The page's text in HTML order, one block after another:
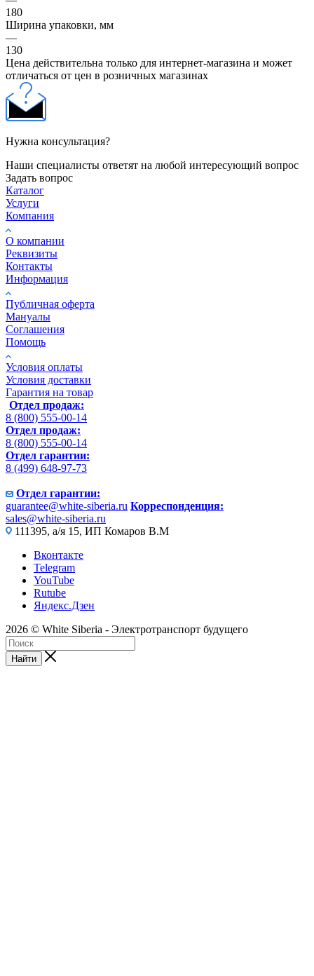
180
Ширина упаковки, мм
—
130
Цена действительна только для интернет-магазина и может
отличаться от цен в розничных магазинах
Нужна консультация?
Наши специалисты ответят на любой интересующий вопрос
Задать вопрос
Каталог
Услуги
Компания
О компании
Реквизиты
Контакты
Информация
Публичная оферта
Мануалы
Соглашения
Помощь
Условия оплаты
Условия доставки
Гарантия на товар
Отдел продаж:
8 (800) 555-00-14
Отдел продаж:
8 (800) 555-00-14
Отдел гарантии:
8 (499) 648-97-73
Отдел гарантии:
guarantee@white-siberia.ru Корреспонденция:
sales@white-siberia.ru
111395, а/я 15, ИП Комаров В.М
Вконтакте
Telegram
YouTube
Rutube
Яндекс.Дзен
2026 © White Siberia - Электротранспорт будущего
Найти